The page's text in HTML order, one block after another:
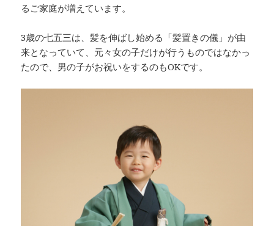
るご家庭が増えています。
3歳の七五三は、髪を伸ばし始める「髪置きの儀」が由
来となっていて、元々女の子だけが行うものではなかっ
たので、男の子がお祝いをするのもOKです。